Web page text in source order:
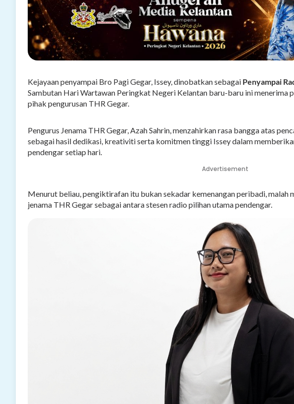
Kejayaan penyampai Bro Pagi Gegar, Issey, dinobatkan sebagai Penyampai
Sambutan Hari Wartawan Peringkat Negeri Kelantan baru-baru ini menerima
pihak pengurusan THR Gegar.
Pengurus Jenama THR Gegar, Azah Sahrin, menzahirkan rasa bangga atas
sebagai hasil dedikasi, kreativiti serta komitmen tinggi Issey dalam
pendengar setiap hari.
Advertisement
Menurut beliau, pengiktirafan itu bukan sekadar kemenangan peribadi, malah
jenama THR Gegar sebagai antara stesen radio pilihan utama pendengar.